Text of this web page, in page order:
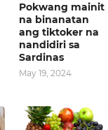
Pokwang mainit
na binanatan
ang tiktoker na
nandidiri sa
Sardinas
May 19, 2024